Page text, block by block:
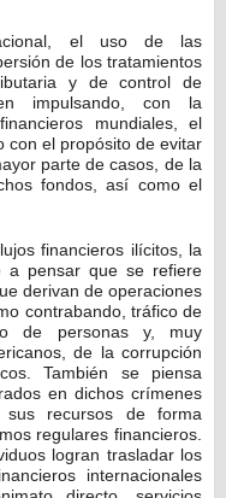
el uso de las
de los tratamientos
y de control de
impulsando, con la
mundiales, el
con el propósito de evitar
parte de casos, de la
fondos, así como el
financieros ilícitos, la
a pensar que se refiere
derivan de operaciones
contrabando, tráfico de
de personas y, muy
de la corrupción
También se piensa
en dichos crímenes
recursos de forma
regulares financieros.
logran trasladar los
internacionales